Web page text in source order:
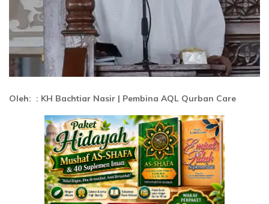
Oleh: : KH Bachtiar Nasir | Pembina AQL Qurban Care